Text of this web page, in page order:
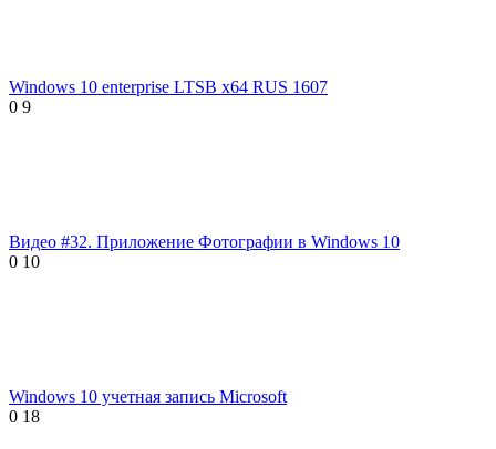
Windows 10 enterprise LTSB x64 RUS 1607
0 9
Видео #32. Приложение Фотографии в Windows 10
0 10
Windows 10 учетная запись Microsoft
0 18